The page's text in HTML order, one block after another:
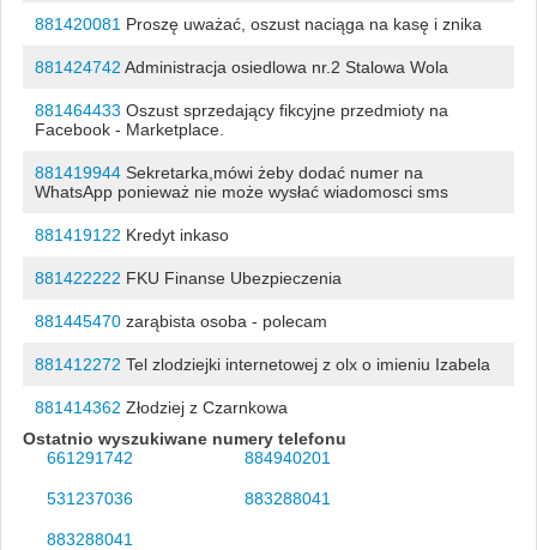
881420081 Proszę uważać, oszust naciąga na kasę i znika
881424742 Administracja osiedlowa nr.2 Stalowa Wola
881464433 Oszust sprzedający fikcyjne przedmioty na
Facebook - Marketplace.
881419944Sekretarka,mówi żeby dodać numer na
WhatsApp ponieważ nie może wysłać wiadomosci sms
881419122 Kredyt inkaso
881422222 FKU Finanse Ubezpieczenia
881445470zarąbista osoba - polecam
881412272 Tel zlodziejki internetowej z olx o imieniu Izabela
881414362 Złodziej z Czarnkowa
Ostatnio wyszukiwane numery telefonu
661291742
884940201
531237036 883288041
883288041